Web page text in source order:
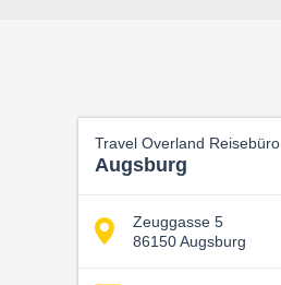
Travel Overland Reisebüro
Augsburg
Zeuggasse 5
86150 Augsburg